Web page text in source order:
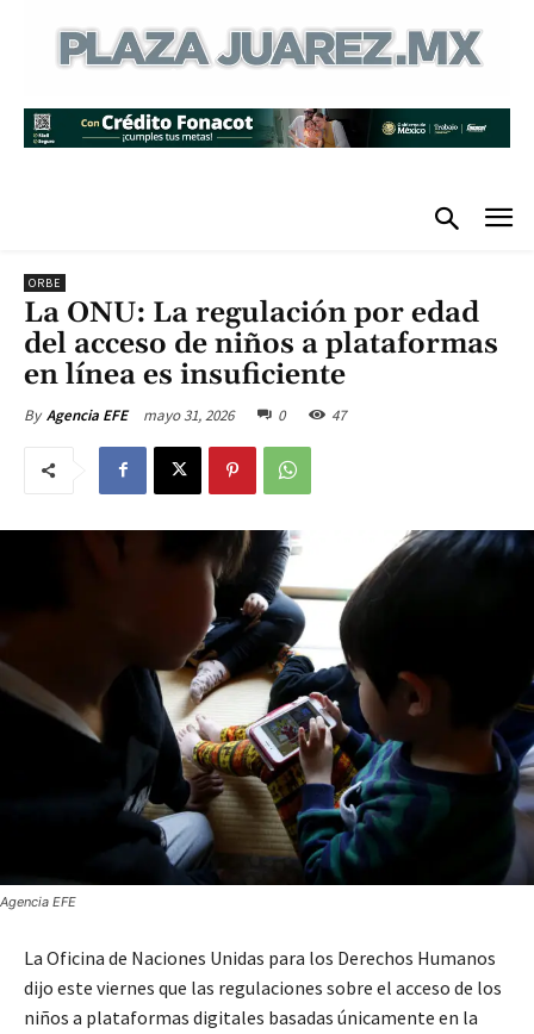
ORBE
La ONU: La regulación por edad
del acceso de niños a plataformas
en línea es insuficiente
By Agencia EFE mayo 31, 2026 0 47
Agencia EFE
La Oficina de Naciones Unidas para los Derechos Humanos
dijo este viernes que las regulaciones sobre el acceso de los
niños a plataformas digitales basadas únicamente en la